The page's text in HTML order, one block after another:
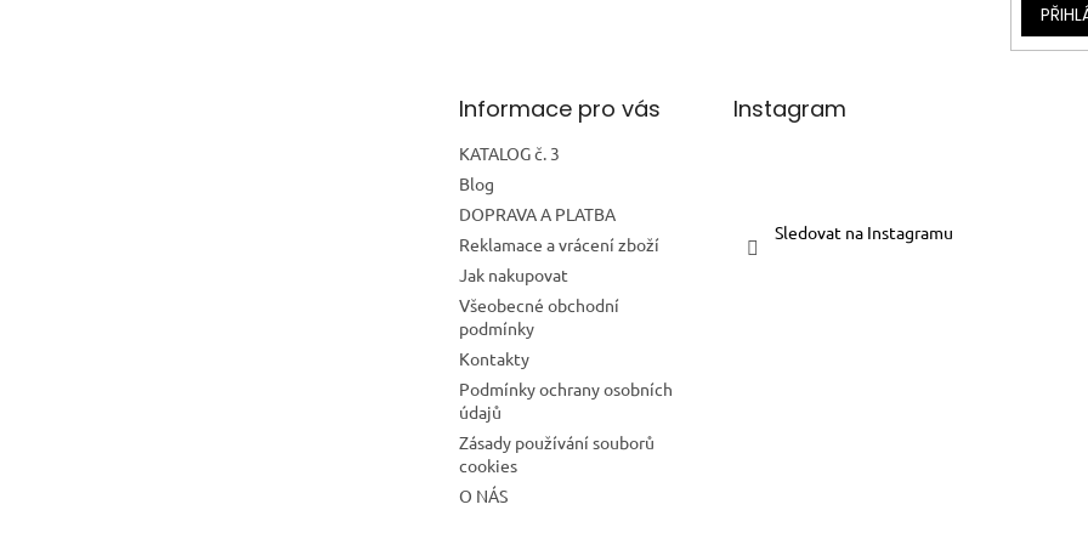
Informace pro vás
KATALOG č. 3
Blog
DOPRAVA A PLATBA
Reklamace a vrácení zboží
Jak nakupovat
Všeobecné obchodní
podmínky
Kontakty
Podmínky ochrany osobních
údajů
Zásady používání souborů
cookies
O NÁS
Instagram
Sledovat na Instagramu